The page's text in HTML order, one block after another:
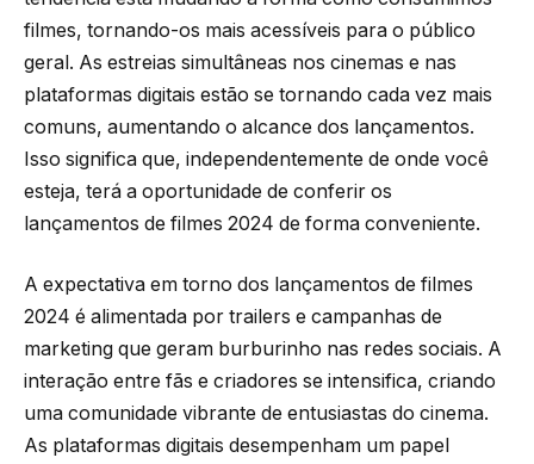
filmes, tornando-os mais acessíveis para o público
geral. As estreias simultâneas nos cinemas e nas
plataformas digitais estão se tornando cada vez mais
comuns, aumentando o alcance dos lançamentos.
Isso significa que, independentemente de onde você
esteja, terá a oportunidade de conferir os
lançamentos de filmes 2024 de forma conveniente.
A expectativa em torno dos lançamentos de filmes
2024 é alimentada por trailers e campanhas de
marketing que geram burburinho nas redes sociais. A
interação entre fãs e criadores se intensifica, criando
uma comunidade vibrante de entusiastas do cinema.
As plataformas digitais desempenham um papel